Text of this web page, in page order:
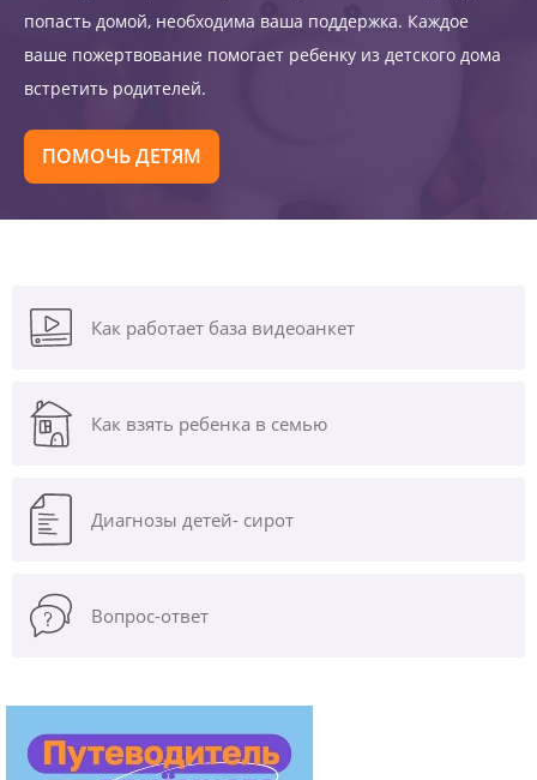
попасть домой, необходима ваша поддержка. Каждое
ваше пожертвование помогает ребенку из детского дома
встретить родителей.
ПОМОЧЬ ДЕТЯМ
Как работает база видеоанкет
Как взять ребенка в семью
Диагнозы детей- сирот
Вопрос-ответ